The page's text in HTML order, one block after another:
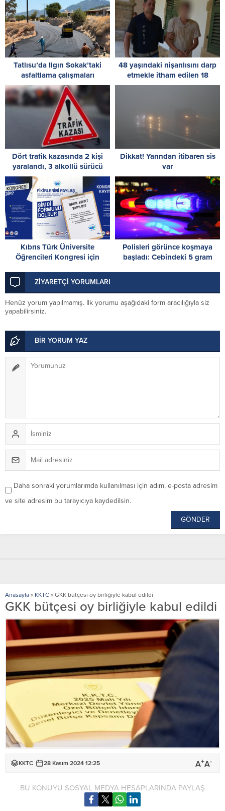
Tatlısu’da Ilgın Sokak’taki
asfaltlama çalışmaları
tamamlandı
48 yaşındaki nişanlısını darp
etmekle itham edilen 18
yaşındaki zanlı 3 gün daha
Dört trafik kazasında 2 kişi
yaralandı, 3 alkollü sürücü
tespit edildi
Dikkat! Yarından itibaren sis
var
Kıbrıs Türk Üniversite
Öğrencileri Kongresi için
Polisleri görünce koşmaya
başladı: Cebindeki 5 gram
ZİYARETÇİ YORUMLARI
Henüz yorum yapılmamış. İlk yorumu aşağıdaki form aracılığıyla siz
yapabilirsiniz.
BİR YORUM YAZ
Daha sonraki yorumlarımda kullanılması için adım, e-posta adresim
ve site adresim bu tarayıcıya kaydedilsin.
Anasayfa » KKTC » GKK bütçesi oy birliğiyle kabul edildi
GKK bütçesi oy birliğiyle kabul edildi
KKTC 28 Kasım 2024 12:25 A+A-
BU KONUYU SOSYAL MEDYA HESAPLARINDA PAYLAŞ